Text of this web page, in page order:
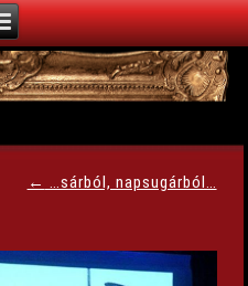
← …sárból, napsugárból…